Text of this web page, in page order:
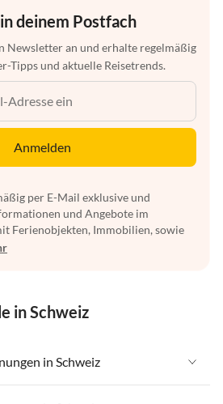
deinem Postfach
Newsletter an und erhalte regelmäßig
Tipps und aktuelle Reisetrends.
Anmelden
per E-Mail exklusive und
und Angebote im
Ferienobjekten, Immobilien, sowie
in Schweiz
in Schweiz